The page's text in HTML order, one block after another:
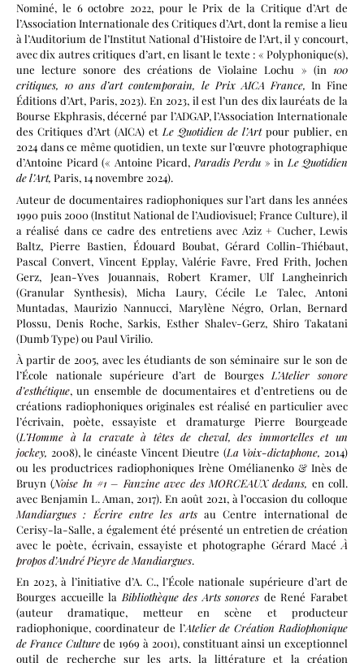
Nominé, le 6 octobre 2022, pour le Prix de la Critique d’Art de
l’Association Internationale des Critiques d’Art, dont la remise a lieu
à l’Auditorium de l’Institut National d’Histoire de l’Art, il y concourt,
avec dix autres critiques d’art, en lisant le texte : « Polyphonique(s),
une lecture sonore des créations de Violaine Lochu » (in 100
critiques, 10 ans d’art contemporain, le Prix AICA France, In Fine
Éditions d’Art, Paris, 2023). En 2023, il est l’un des dix lauréats de la
Bourse Ekphrasis, décerné par l’ADGAP, l’Association Internationale
des Critiques d’Art (AICA) etLe Quotidien de l’Art pour publier, en
2024 dans ce même quotidien, un texte sur l’œuvre photographique
d’Antoine Picard (« Antoine Picard,Paradis Perdu » inLe Quotidien
de l’Art, Paris, 14 novembre 2024).
Auteur de documentaires radiophoniques sur l’art dans les années
1990 puis 2000 (Institut National de l’Audiovisuel; France Culture), il
a réalisé dans ce cadre des entretiens avec Aziz + Cucher, Lewis
Baltz, Pierre Bastien, Édouard Boubat, Gérard Collin-Thiébaut,
Pascal Convert, Vincent Epplay, Valérie Favre, Fred Frith, Jochen
Gerz, Jean-Yves Jouannais, Robert Kramer, Ulf Langheinrich
(Granular Synthesis), Micha Laury, Cécile Le Talec, Antoni
Muntadas, Maurizio Nannucci, Marylène Négro, Orlan, Bernard
Plossu, Denis Roche, Sarkis, Esther Shalev-Gerz, Shiro Takatani
(Dumb Type) ou Paul Virilio.
À partir de 2005, avec les étudiants de son séminaire sur le son de
l’École nationale supérieure d’art de Bourges L’Atelier sonore
d’esthétique,un ensemble de documentaires et d’entretiens ou de
créations radiophoniques originales est réalisé en particulier avec
l’écrivain, poète, essayiste et dramaturge Pierre Bourgeade
(L’Homme à la cravate à têtes de cheval, des immortelles et un
jockey, 2008), le cinéaste Vincent Dieutre (La Voix-dictaphone, 2014)
ou les productrices radiophoniques Irène Omélianenko & Inès de
Bruyn (Noise In #1 – Fanzine avec des MORCEAUX dedans, en coll.
avec Benjamin L. Aman, 2017). En août 2021, à l’occasion du colloque
Mandiargues : Écrire entre les arts au Centre international de
Cerisy-la-Salle, a également été présenté un entretien de création
avec le poète, écrivain, essayiste et photographe Gérard Macé À
propos d’André Pieyre de Mandiargues.
En 2023, à l’initiative d’A. C., l’École nationale supérieure d’art de
Bourges accueille la Bibliothèque des Arts sonores de René Farabet
(auteur dramatique, metteur en scène et producteur
radiophonique, coordinateur de l’Atelier de Création Radiophonique
de France Culturede 1969 à 2001), constituant ainsi un exceptionnel
outil de recherche sur les arts, la littérature et la création